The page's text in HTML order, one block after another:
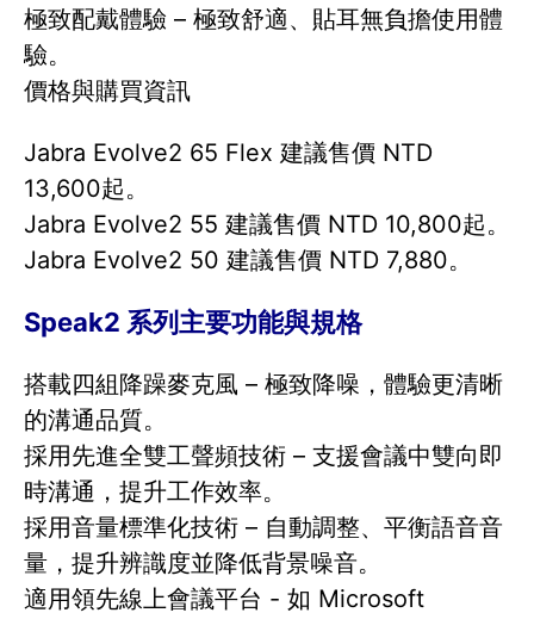
極致配戴體驗 – 極致舒適、貼耳無負擔使用體
驗。
價格與購買資訊
Jabra Evolve2 65 Flex 建議售價 NTD
13,600起。
Jabra Evolve2 55 建議售價 NTD 10,800起。
Jabra Evolve2 50 建議售價 NTD 7,880。
Speak2 系列主要功能與規格
搭載四組降躁麥克風 – 極致降噪，體驗更清晰
的溝通品質。
採用先進全雙工聲頻技術 – 支援會議中雙向即
時溝通，提升工作效率。
採用音量標準化技術 – 自動調整、平衡語音音
量，提升辨識度並降低背景噪音。
適用領先線上會議平台 - 如 Microsoft